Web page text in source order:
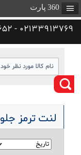
02133913769 - 09120256652
لنت ترمز جلو
360 پارت